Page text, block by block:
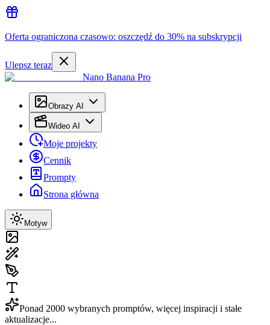
Oferta ograniczona czasowo: oszczędź do 30% na subskrypcji
Ulepsz teraz
Nano Banana Pro
Obrazy AI
Wideo AI
Moje projekty
Cennik
Prompty
Strona główna
Motyw
Ponad 2000 wybranych promptów, więcej inspiracji i stałe
aktualizacje...